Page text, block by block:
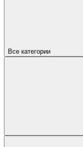
Все категории